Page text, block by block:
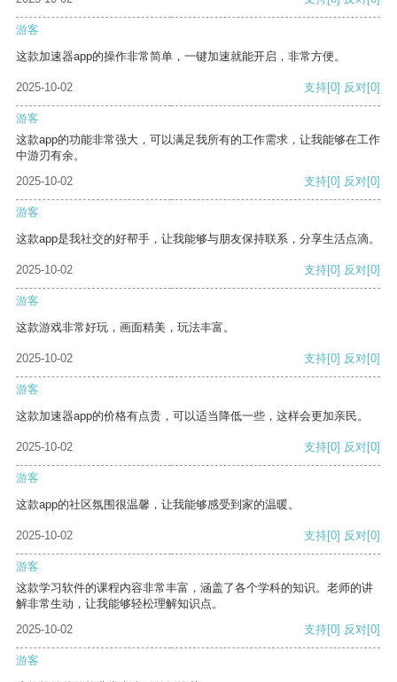
游客
这款加速器app的操作非常简单，一键加速就能开启，非常方便。
2025-10-02 支持[0] 反对[0]
游客
这款app的功能非常强大，可以满足我所有的工作需求，让我能够在工作
中游刃有余。
2025-10-02
支持[0] 反对[0]
游客
这款app是我社交的好帮手，让我能够与朋友保持联系，分享生活点滴。
2025-10-02 支持[0] 反对[0]
游客
这款游戏非常好玩，画面精美，玩法丰富。
2025-10-02 支持[0] 反对[0]
游客
这款加速器app的价格有点贵，可以适当降低一些，这样会更加亲民。
2025-10-02 支持[0] 反对[0]
游客
这款app的社区氛围很温馨，让我能够感受到家的温暖。
2025-10-02 支持[0] 反对[0]
游客
这款学习软件的课程内容非常丰富，涵盖了各个学科的知识。老师的讲
解非常生动，让我能够轻松理解知识点。
2025-10-02
支持[0] 反对[0]
游客